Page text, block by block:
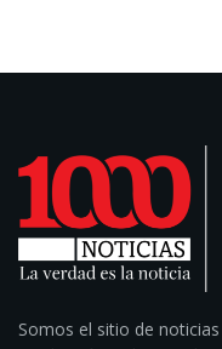
Somos el sitio de